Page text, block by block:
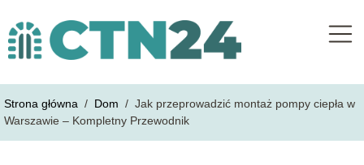
Strona główna / Dom / Jak przeprowadzić montaż pompy ciepła w
Warszawie – Kompletny Przewodnik